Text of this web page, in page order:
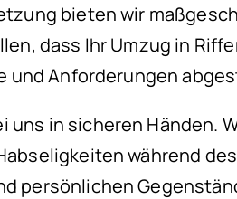
bieten wir
dass Ihr Umzug in
und Anforderungen
uns in sicheren Händen.
während
persönlichen